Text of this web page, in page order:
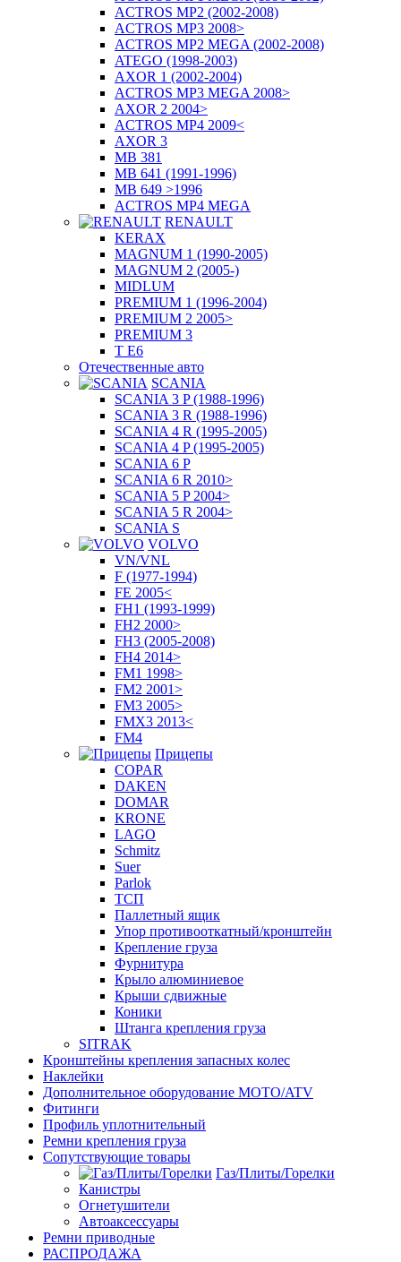
ACTROS MP2 (2002-2008)
ACTROS MP3 2008>
ACTROS MP2 MEGA (2002-2008)
ATEGO (1998-2003)
AXOR 1 (2002-2004)
ACTROS MP3 MEGA 2008>
AXOR 2 2004>
ACTROS MP4 2009<
AXOR 3
MB 381
MB 641 (1991-1996)
MB 649 >1996
ACTROS MP4 MEGA
RENAULT
KERAX
MAGNUM 1 (1990-2005)
MAGNUM 2 (2005-)
MIDLUM
PREMIUM 1 (1996-2004)
PREMIUM 2 2005>
PREMIUM 3
T E6
Отечественные авто
SCANIA
SCANIA 3 P (1988-1996)
SCANIA 3 R (1988-1996)
SCANIA 4 R (1995-2005)
SCANIA 4 P (1995-2005)
SCANIA 6 P
SCANIA 6 R 2010>
SCANIA 5 P 2004>
SCANIA 5 R 2004>
SCANIA S
VOLVO
VN/VNL
F (1977-1994)
FE 2005<
FH1 (1993-1999)
FH2 2000>
FH3 (2005-2008)
FH4 2014>
FM1 1998>
FM2 2001>
FM3 2005>
FMX3 2013<
FM4
Прицепы
COPAR
DAKEN
DOMAR
KRONE
LAGO
Schmitz
Suer
Parlok
ТСП
Паллетный ящик
Упор противооткатный/кронштейн
Крепление груза
Фурнитура
Крыло алюминиевое
Крыши сдвижные
Коники
Штанга крепления груза
SITRAK
Кронштейны крепления запасных колес
Наклейки
Дополнительное оборудование MOTO/ATV
Фитинги
Профиль уплотнительный
Ремни крепления груза
Сопутствующие товары
Газ/Плиты/Горелки
Канистры
Огнетушители
Автоаксессуары
Ремни приводные
РАСПРОДАЖА